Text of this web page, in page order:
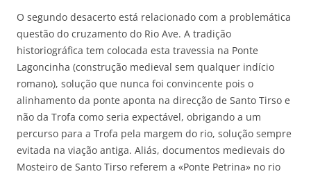
O segundo desacerto está relacionado com a problemática
questão do cruzamento do Rio Ave. A tradição
historiográfica tem colocada esta travessia na Ponte
Lagoncinha (construção medieval sem qualquer indício
romano), solução que nunca foi convincente pois o
alinhamento da ponte aponta na direcção de Santo Tirso e
não da Trofa como seria expectável, obrigando a um
percurso para a Trofa pela margem do rio, solução sempre
evitada na viação antiga. Aliás, documentos medievais do
Mosteiro de Santo Tirso referem a «Ponte Petrina» no rio